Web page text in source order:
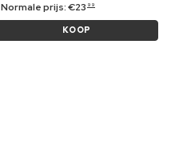
Normale prijs:€23 99
KOOP